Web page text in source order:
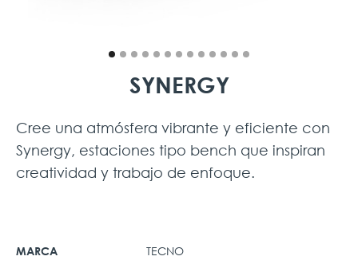
SYNERGY
Cree una atmósfera vibrante y eficiente con
Synergy, estaciones tipo bench que inspiran
creatividad y trabajo de enfoque.
MARCA TECNO